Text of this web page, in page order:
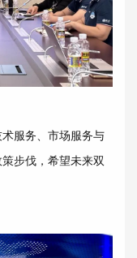
服务、市场服务与
步伐，希望未来双